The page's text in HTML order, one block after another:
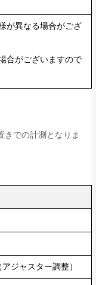
が異なる場合がござ
合がございますので
きでの計測となりま
ジャスター調整）